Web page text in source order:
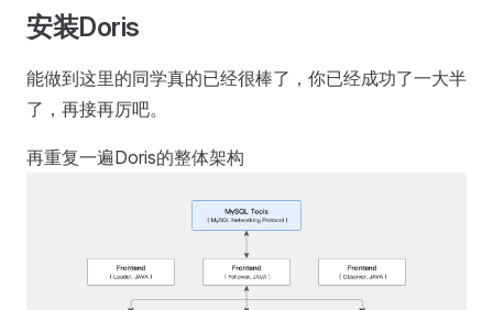
安装Doris
能做到这里的同学真的已经很棒了，你已经成功了一大半
了，再接再厉吧。
再重复一遍Doris的整体架构